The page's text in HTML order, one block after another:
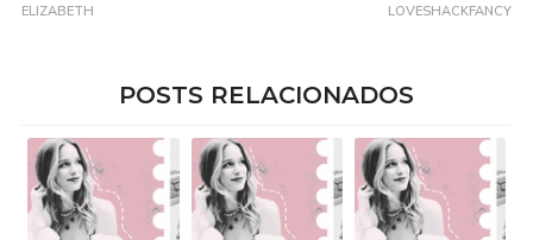
ELIZABETH
LOVESHACKFANCY
POSTS RELACIONADOS